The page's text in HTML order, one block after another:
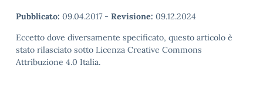
Pubblicato: 09.04.2017 - Revisione: 09.12.2024
Eccetto dove diversamente specificato, questo articolo è
stato rilasciato sotto Licenza Creative Commons
Attribuzione 4.0 Italia.